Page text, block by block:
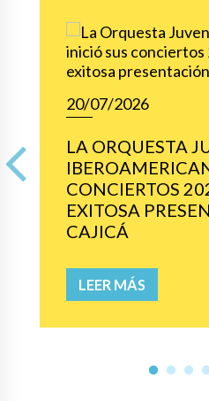
Previous
20/07/2026
LA ORQUESTA
CONCIERTOS
EXITOSA
CAJICÁ
LEER MÁS
1 2 3